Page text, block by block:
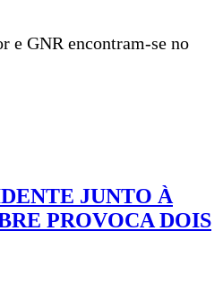
e GNR encontram-se no
JUNTO À
PROVOCA DOIS